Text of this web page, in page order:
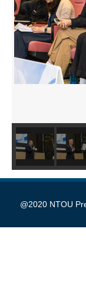
@2020 NTOU